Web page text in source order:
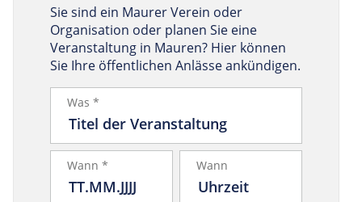
Sie sind ein Maurer Verein oder
Organisation oder planen Sie eine
Veranstaltung in Mauren? Hier können
Sie Ihre öffentlichen Anlässe ankündigen.
Was *
Wann * Wann